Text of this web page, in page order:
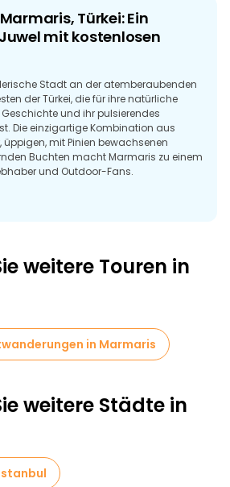
Türkei: Ein
mit kostenlosen
Stadt an der atemberaubenden
der Türkei, die für ihre natürliche
und ihr pulsierendes
Die einzigartige Kombination aus
üppigen, mit Pinien bewachsenen
Buchten macht Marmaris zu einem
und Outdoor-Fans.
dieses Küstenparadies zu
das Budget zu sprengen. Ganz
Yachthafen von Marmaris
Gassen der von historischer
Altstadt schlendern oder die
des Großen zurückgeht - bei einer
Sie die verborgenen Schätze der
weitere Touren in
in Marmaris
weitere Städte in